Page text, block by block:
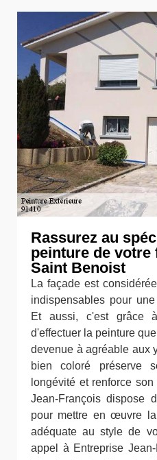
Rassurez au
peinture de votre
Saint Benoist
La façade est
indispensables pour
Et aussi, c'est grâce
d'effectuer la peinture
devenue à agréable aux
bien coloré préserve
longévité et renforce
Jean-François dispose
pour mettre en œuvre
adéquate au style de
appel à Entreprise